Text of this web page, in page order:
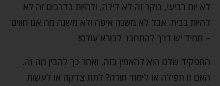
לא יום רביעי, בוקר זה לא לילה, ולהיות בדרכים זה לא
להיות בבית. אבל לא משנה איפה ולא משנה מה אנו חווים
– תמיד יש דרך להתחבר לבורא עולם!
התפקיד שלנו הוא להאמין בזה, ואחר כך להבין מה זה.
האם זו תפילה או לימוד תורה? לתת צדקה או לעשות